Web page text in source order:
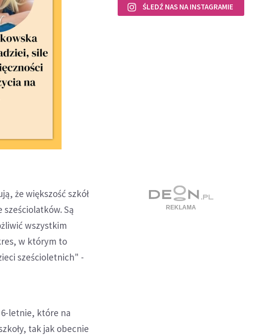
że większość szkół
Są
wszystkim
w którym to
sześcioletnich" -
6-letnie, które na
tak jak obecnie
ŚLEDŹ NAS NA INSTAGRAMIE